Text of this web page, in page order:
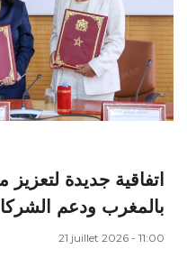
اتفاقية جديدة
بالمغرب ودعم
21 juillet 2026 - 11:00